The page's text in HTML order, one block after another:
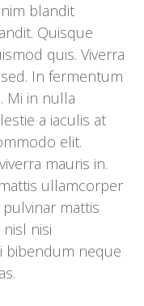
blandit
Quisque
quis. Viverra
In fermentum
Mi in nulla
a iaculis at
elit.
mauris in.
ullamcorper
mattis
nisi
bibendum neque